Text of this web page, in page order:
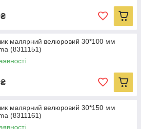
₴
малярний велюровий 30*100 мм
(8311151)
₴
малярний велюровий 30*150 мм
(8311161)